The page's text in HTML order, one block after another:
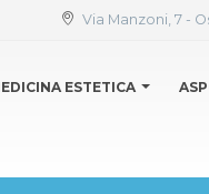
Via Manzoni, 7 -
ESTETICA